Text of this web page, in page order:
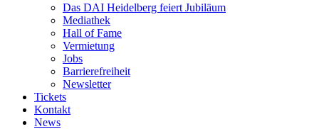
Das DAI Heidelberg feiert Jubiläum
Mediathek
Hall of Fame
Vermietung
Jobs
Barrierefreiheit
Newsletter
Tickets
Kontakt
News